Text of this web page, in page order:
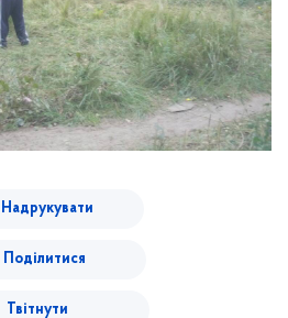
Надрукувати
Поділитися
Твітнути